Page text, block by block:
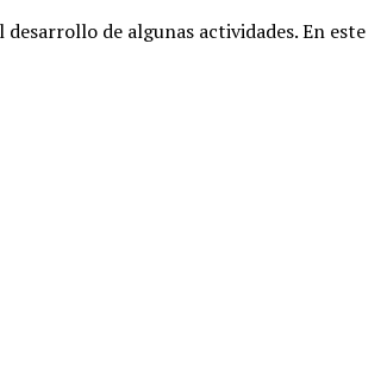
de algunas actividades. En este